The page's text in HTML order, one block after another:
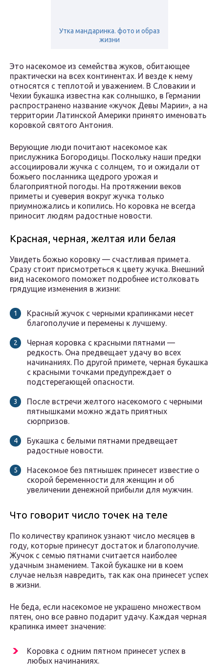
Утка мандаринка. фото и образ
жизни
Это насекомое из семейства жуков, обитающее
практически на всех континентах. И везде к нему
относятся с теплотой и уважением. В Словакии и
Чехии букашка известна как солнышко, в Германии
распространено название «жучок Девы Марии», а на
территории Латинской Америки принято именовать
коровкой святого Антония.
Верующие люди почитают насекомое как
прислужника Богородицы. Поскольку наши предки
ассоциировали жучка с солнцем, то и ожидали от
божьего посланника щедрого урожая и
благоприятной погоды. На протяжении веков
приметы и суеверия вокруг жучка только
приумножались и копились. Но коровка не всегда
приносит людям радостные новости.
Красная, черная, желтая или белая
Увидеть божью коровку — счастливая примета.
Сразу стоит присмотреться к цвету жучка. Внешний
вид насекомого поможет подробнее истолковать
грядущие изменения в жизни:
Красный жучок с черными крапинками несет
благополучие и перемены к лучшему.
Черная коровка с красными пятнами —
редкость. Она предвещает удачу во всех
начинаниях. По другой примете, черная букашка
с красными точками предупреждает о
подстерегающей опасности.
После встречи желтого насекомого с черными
пятнышками можно ждать приятных
сюрпризов.
Букашка с белыми пятнами предвещает
радостные новости.
Насекомое без пятнышек принесет известие о
скорой беременности для женщин и об
увеличении денежной прибыли для мужчин.
Что говорит число точек на теле
По количеству крапинок узнают число месяцев в
году, которые принесут достаток и благополучие.
Жучок с семью пятнами считается наиболее
удачным знамением. Такой букашке ни в коем
случае нельзя навредить, так как она принесет успех
в жизни.
Не беда, если насекомое не украшено множеством
пятен, оно все равно подарит удачу. Каждая черная
крапинка имеет значение:
Коровка с одним пятном принесет успех в
любых начинаниях.